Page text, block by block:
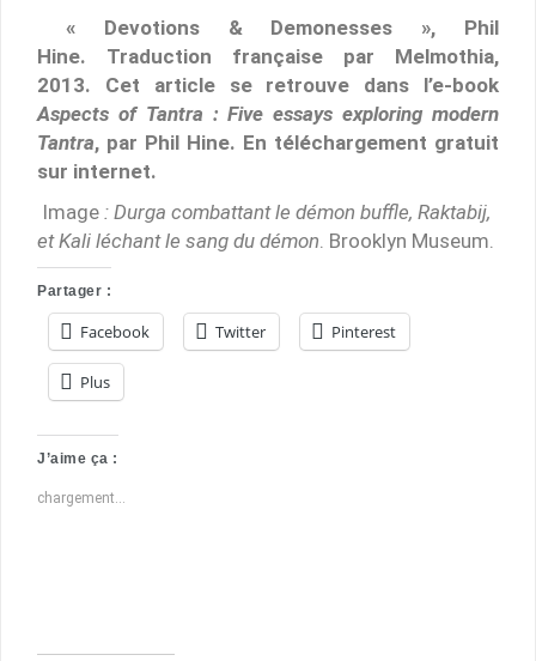
« Devotions & Demonesses », Phil
Hine. Traduction française par Melmothia,
2013. Cet article se retrouve dans l’e-book
Aspects of Tantra : Five essays exploring modern
Tantra, par Phil Hine. En téléchargement gratuit
sur internet.
Image : Durga combattant le démon buffle, Raktabij,
et Kali léchant le sang du démon . Brooklyn Museum.
Partager :
Facebook Twitter Pinterest
Plus
J’aime ça :
chargement…